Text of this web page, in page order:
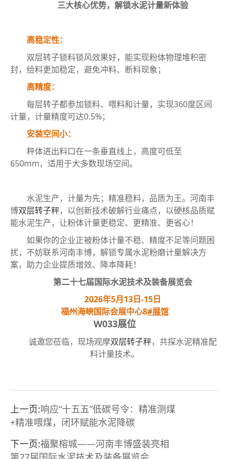
三大核心优势，解锁水泥计量新体验
高稳定性：
双层转子锁料锁风效果好，能实现粉体物理堆积密
封，给料更加稳定，避免冲料、断料现象；
高精度：
每层转子都参加锁料、喂料和计量，实现360度区间
计量，计量精度可达0.5%；
安装空间小：
秤体进出料口在一条垂直线上，高度可低至
650mm，适用于大多数现场空间。
水泥生产，计量为先；精准稳料，品质为王。河南丰
博双层转子秤，以创新技术破解行业痛点，以硬核品质赋
能水泥生产，让粉体计量更稳定、更精准、更省心！
如果你的企业正被粉体计量不稳、精度不足等问题困
扰，不妨联系河南丰博，解锁专属水泥粉磨计量解决方
案，助力企业提质增效、降本降耗！
第二十七届国际水泥技术及装备展览会
2026年5月13日-15日
福州海峡国际会展中心8#展馆
W033展位
诚邀您莅临，现场观摩双层转子秤，共探水泥精准配
料计量技术。
上一页:响应“十五五”低碳号令：精准测煤
+精准喂煤，闭环赋能水泥降碳
下一页:福聚榕城——河南丰博盛装亮相